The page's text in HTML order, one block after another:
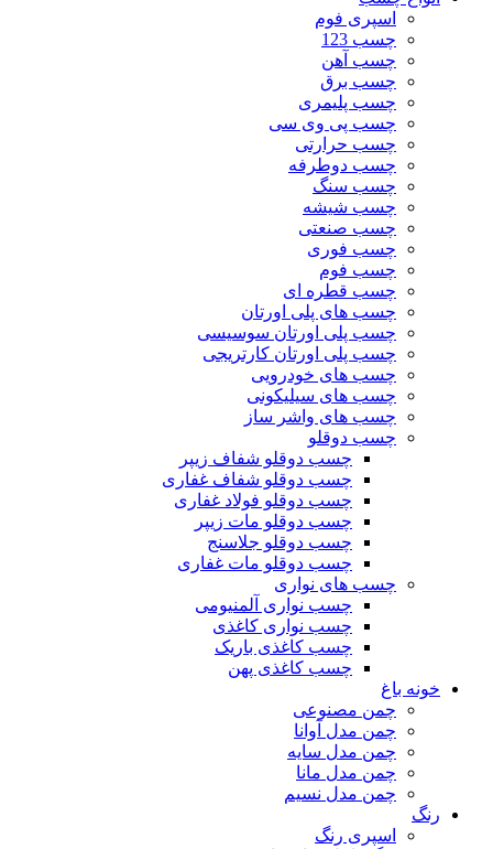
اسپری فوم
چسب 123
چسب آهن
چسب برق
چسب پلیمری
چسب پی وی سی
چسب حرارتی
چسب دوطرفه
چسب سنگ
چسب شیشه
چسب صنعتی
چسب فوری
چسب فوم
چسب قطره ای
چسب های پلی اورتان
چسب پلی اورتان سوسیسی
چسب پلی اورتان کارتریجی
چسب های خودرویی
چسب های سیلیکونی
چسب های واشر ساز
چسب دوقلو
چسب دوقلو شفاف زیپر
چسب دوقلو شفاف غفاری
چسب دوقلو فولاد غفاری
چسب دوقلو مات زیپر
چسب دوقلو جلاسنج
چسب دوقلو مات غفاری
چسب های نواری
چسب نواری آلمنیومی
چسب نواری کاغذی
چسب کاغذی باریک
چسب کاغذی پهن
خونه باغ
چمن مصنوعی
چمن مدل آوانا
چمن مدل سایه
چمن مدل مانا
چمن مدل نسیم
رنگ
اسپری رنگ